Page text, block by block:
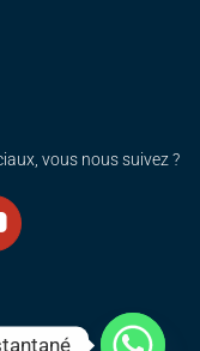
vous nous suivez ?